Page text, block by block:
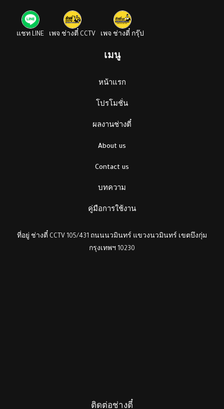
แชท LINE เพจ ช่างตี๋ CCTV เพจ ช่างตี๋ กรุ๊ป
เมนู
หน้าแรก
โปรโมชั่น
ผลงานช่างตี๋
About us
Contact us
บทความ
คู่มือการใช้งาน
ที่อยู่ ช่างตี๋ CCTV 105/431 ถนนนวมินทร์ แขวงนวมินทร์ เขตบึงกุ่ม
กรุงเทพฯ 10230
ติดต่อช่างตี๋